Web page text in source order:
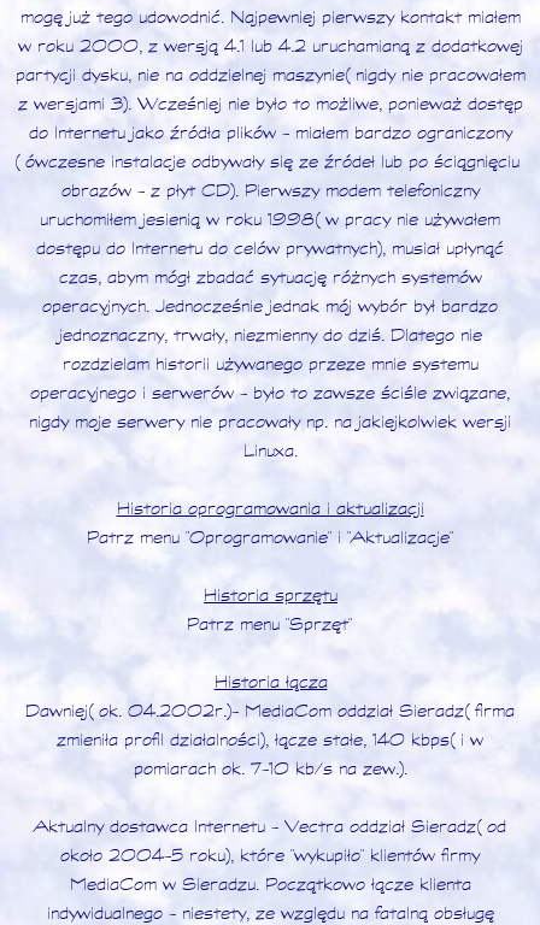
mogę już tego udowodnić. Najpewniej pierwszy kontakt miałem
w roku 2000, z wersją 4.1 lub 4.2 uruchamianą z dodatkowej
partycji dysku, nie na oddzielnej maszynie (nigdy nie pracowałem
z wersjami 3). Wcześniej nie było to możliwe, ponieważ dostęp
do Internetu jako źródła plików - miałem bardzo ograniczony
(ówczesne instalacje odbywały się ze źródeł lub po ściągnięciu
obrazów - z płyt CD). Pierwszy modem telefoniczny
uruchomiłem jesienią w roku 1998 (w pracy nie używałem
dostępu do Internetu do celów prywatnych), musiał upłynąć
czas, abym mógł zbadać sytuację różnych systemów
operacyjnych. Jednocześnie jednak mój wybór był bardzo
jednoznaczny, trwały, niezmienny do dziś. Dlatego nie
rozdzielam historii używanego przeze mnie systemu
operacyjnego i serwerów - było to zawsze ściśle związane,
nigdy moje serwery nie pracowały np. na jakiejkolwiek wersji
Linuxa.
Historia oprogramowania i aktualizacji
Patrz menu "Oprogramowanie" i "Aktualizacje"
Historia sprzętu
Patrz menu "Sprzęt"
Historia łącza
Dawniej (ok. 04.2002r.)- MediaCom oddział Sieradz (firma
zmieniła profil działalności), łącze stałe, 140 kbps (i w
pomiarach ok. 7-10 kb/s na zew.).
Aktualny dostawca Internetu - Vectra oddział Sieradz (od
około 2004-5 roku), które "wykupiło" klientów firmy
MediaCom w Sieradzu. Początkowo łącze klienta
indywidualnego - niestety, ze względu na fatalną obsługę